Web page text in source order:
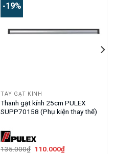
-19%
TAY GẠT KÍNH
Thanh gạt kính 25cm PULEX
SUPP70158 (Phụ kiện thay thế)
135.000₫ Giá
110.000₫Giá